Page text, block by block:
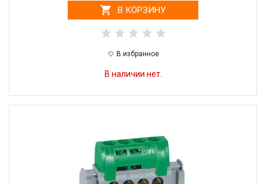
В КОРЗИНУ
В избранное
В наличии нет.